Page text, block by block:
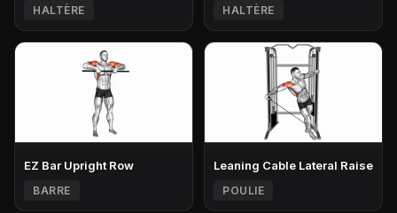
HALTÈRE HALTÈRE
EZ Bar Upright Row
BARRE
Leaning Cable Lateral Raise
POULIE